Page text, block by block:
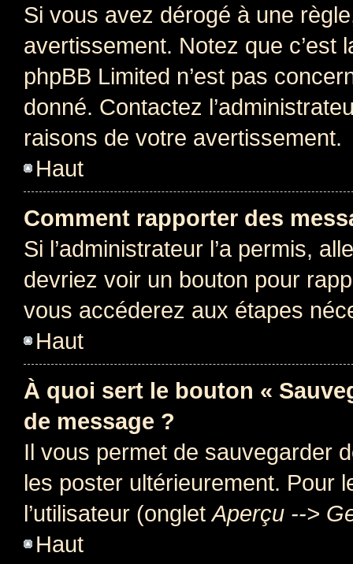
Si vous avez dérogé à une
avertissement. Notez que c’est
phpBB Limited n’est pas
donné. Contactez
raisons de votre avertissement.
Haut
Comment rapporter des
Si l’administrateur l’a permis,
devriez voir un bouton pour
vous accéderez aux étapes
Haut
À quoi sert le bouton «
de message ?
Il vous permet de sauvegarder
les poster ultérieurement. Pour
l’utilisateur (onglet Aperçu -->
Haut